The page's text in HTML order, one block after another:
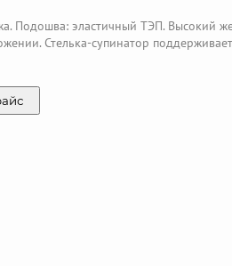
Подошва: эластичный ТЭП. Высокий
Стелька-супинатор